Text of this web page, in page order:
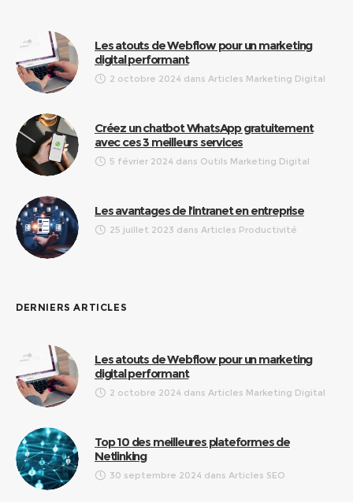
Les atouts de Webflow pour un marketing
digital performant
2 octobre 2024 dans Articles Marketing Digital
Créez un chatbot WhatsApp gratuitement
avec ces 3 meilleurs services
5 février 2024 dans Outils Marketing Digital
Les avantages de l’intranet en entreprise
25 juillet 2023 dans Articles Productivité
DERNIERS ARTICLES
Les atouts de Webflow pour un marketing
digital performant
2 octobre 2024 dans Articles Marketing Digital
Top 10 des meilleures plateformes de
Netlinking
30 septembre 2024 dans Articles SEO